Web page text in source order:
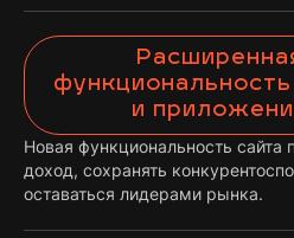
функциональность
и
Новая функциональность сайта
доход, сохранять
оставаться лидерами рынка.